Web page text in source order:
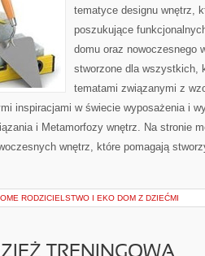
tematyce designu wnętrz,
poszukujące
domu oraz nowoczesnego
stworzone dla wszystkich,
tematami związanymi z
inspiracjami w świecie wyposażenia i
i Metamorfozy wnętrz. Na stronie
wnętrz, które pomagają
RODZICIELSTWO I EKO DOM Z DZIEĆMI